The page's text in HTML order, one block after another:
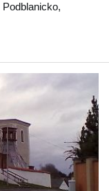
Podblanicko,